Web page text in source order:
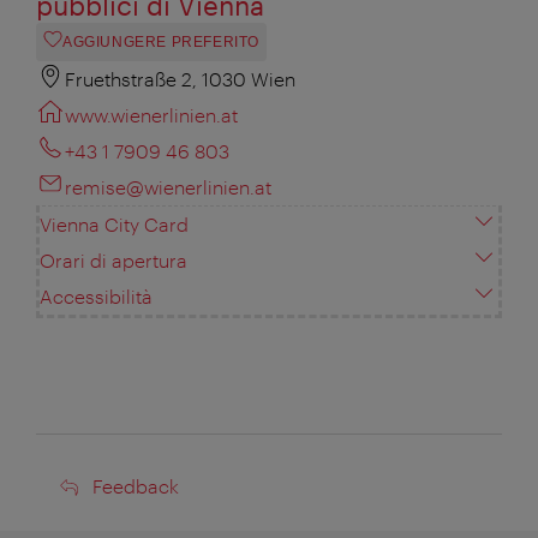
AGGIUNGERE PREFERITO
Fruethstraße 2, 1030 Wien
www.wienerlinien.at
+43 1 7909 46 803
remise@wienerlinien.at
Vienna City Card
Orari di apertura
Accessibilità
Feedback
Feedback